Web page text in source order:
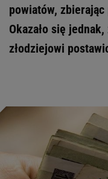
powiatów,
Okazało się
złodziejowi